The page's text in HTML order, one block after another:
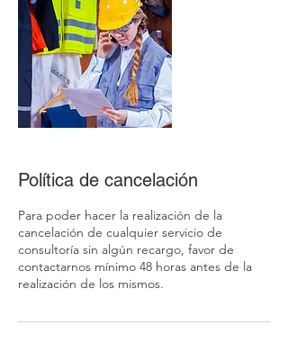
Política de cancelación
Para poder hacer la realización de la
cancelación de cualquier servicio de
consultoría sin algún recargo, favor de
contactarnos mínimo 48 horas antes de la
realización de los mismos.